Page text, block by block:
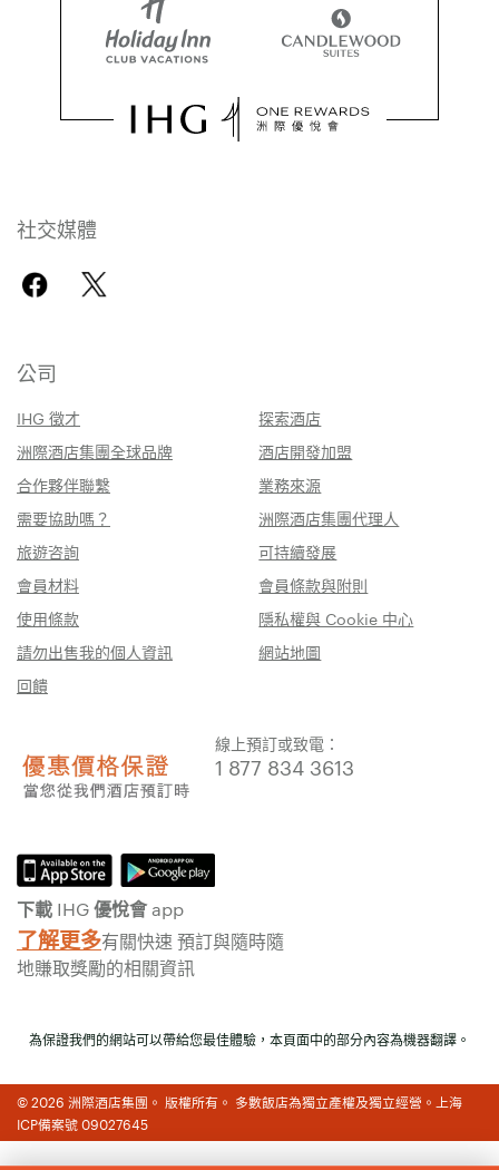
社交媒體
公司
IHG 徵才
探索酒店
洲際酒店集團全球品牌
酒店開發加盟
合作夥伴聯繫
業務來源
需要協助嗎？
洲際酒店集團代理人
旅遊咨詢
可持續發展
會員材料
會員條款與附則
使用條款
隱私權與 Cookie 中心
請勿出售我的個人資訊
網站地圖
回饋
線上預訂或致電：
1 877 834 3613
下載 IHG 優悅會 app
了解更多有關快速 預訂與隨時隨
地賺取獎勵的相關資訊
為保證我們的網站可以帶給您最佳體驗，本頁面中的部分內容為機器翻譯。
© 2026 洲際酒店集團。 版權所有。 多數飯店為獨立產權及獨立經營。上海
ICP備案號 09027645